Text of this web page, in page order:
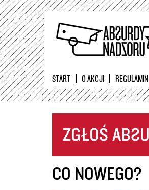
START O AKCJI REGULAMIN
CO NOWEGO?